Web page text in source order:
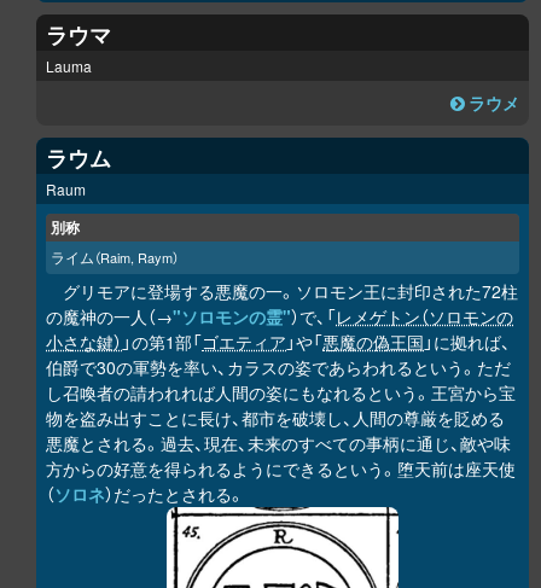
ラウマ
Lauma
ラウメ
ラウム
Raum
別称
ライム（Raim, Raym）
グリモアに登場する悪魔の一。ソロモン王に封印された72柱
の魔神の一人（→"ソロモンの霊"）で、「レメゲトン（ソロモンの
小さな鍵） 」の第1部「ゴエティア 」や「悪魔の偽王国 」に拠れば、
伯爵で30の軍勢を率い、カラスの姿であらわれるという。ただ
し召喚者の請われれば人間の姿にもなれるという。王宮から宝
物を盗み出すことに長け、都市を破壊し、人間の尊厳を貶める
悪魔とされる。過去、現在、未来のすべての事柄に通じ、敵や味
方からの好意を得られるようにできるという。堕天前は座天使
（ソロネ）だったとされる。